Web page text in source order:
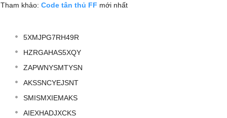
Tham khảo: Code tân thủ FF mới nhất
5XMJPG7RH49R
HZRGAHAS5XQY
ZAPWNYSMTYSN
AKSSNCYEJSNT
SMISMXIEMAKS
AIEXHADJXCKS